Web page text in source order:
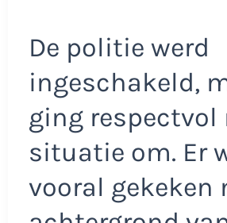
De politie werd
ingeschakeld,
ging respectvol
situatie om. Er
vooral gekeken